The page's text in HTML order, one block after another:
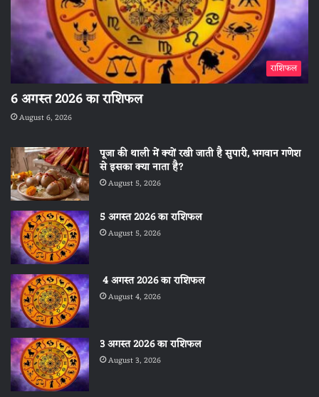
राशिफल
6 अगस्त 2026 का राशिफल
August 6, 2026
पूजा की थाली में क्यों रखी जाती है सुपारी, भगवान गणेश
से इसका क्या नाता है?
August 5, 2026
5 अगस्त 2026 का राशिफल
August 5, 2026
4 अगस्त 2026 का राशिफल
August 4, 2026
3 अगस्त 2026 का राशिफल
August 3, 2026